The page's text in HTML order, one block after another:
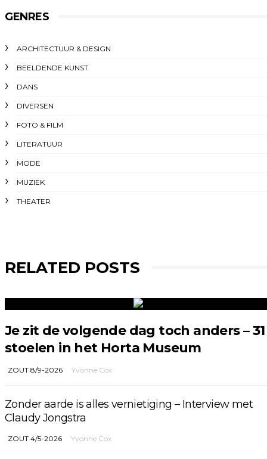
GENRES
ARCHITECTUUR & DESIGN
BEELDENDE KUNST
DANS
DIVERSEN
FOTO & FILM
LITERATUUR
MODE
MUZIEK
THEATER
RELATED POSTS
Je zit de volgende dag toch anders – 31
stoelen in het Horta Museum
ZOUT 8/9-2026 Yvonne Cox
Zonder aarde is alles vernietiging – Interview met
Claudy Jongstra
ZOUT 4/5-2026 Yvonne Cox